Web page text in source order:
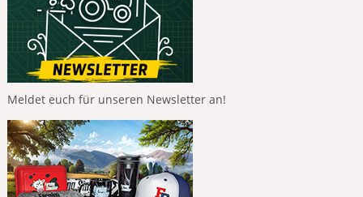
Meldet euch für unseren Newsletter an!